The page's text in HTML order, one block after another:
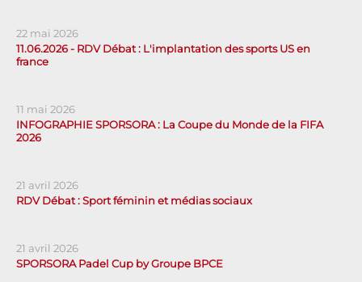
22 mai 2026
11.06.2026 - RDV Débat : L'implantation des sports US en
france
11 mai 2026
INFOGRAPHIE SPORSORA : La Coupe du Monde de la FIFA
2026
21 avril 2026
RDV Débat : Sport féminin et médias sociaux
21 avril 2026
SPORSORA Padel Cup by Groupe BPCE